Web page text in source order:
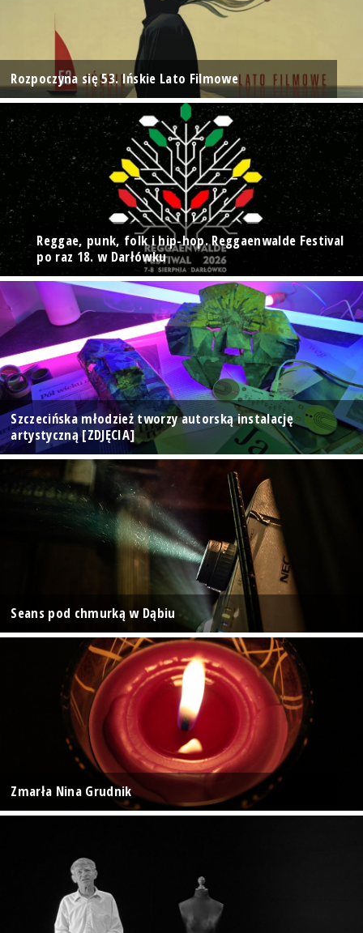
Rozpoczyna się 53. Ińskie Lato Filmowe
Reggae, punk, folk i hip-hop. Reggaenwalde Festival
po raz 18. w Darłówku
Szczecińska młodzież tworzy autorską instalację
artystyczną [ZDJĘCIA]
Seans pod chmurką w Dąbiu
Zmarła Nina Grudnik